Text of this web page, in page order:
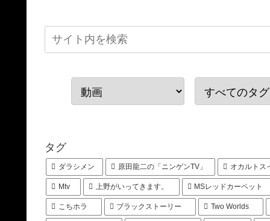
タグ
ダラシメン 原田龍二の「ニンゲンTV」 オカルトス
Mtv 上野がいってきます。 MSレッドカーペット
こちホラ ブラックストーリー Two Worlds